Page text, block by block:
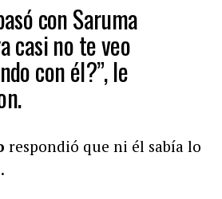
con Saruma
casi no te veo
con él?”, le
respondió que ni él sabía lo